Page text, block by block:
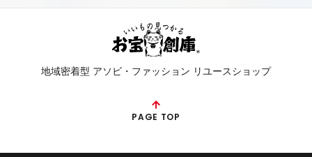
地域密着型 アソビ・ファッション リユースショップ
PAGE TOP